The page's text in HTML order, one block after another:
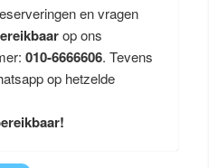
en vragen
op ons
010-6666606. Tevens
op hetzelde